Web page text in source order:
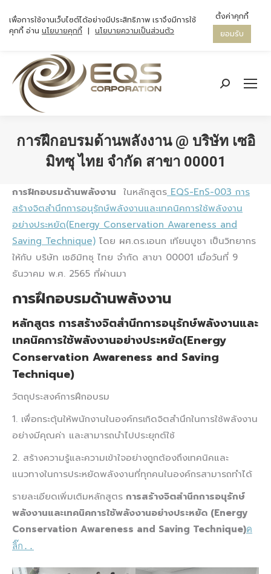
Search:
การฝึกอบรมด้านพลังงาน @ บริษัท เซอิ
มิทซุ ไทย จำกัด สาขา 00001
การฝึกอบรมด้านพลังงาน ในหลักสูตร EQS-EnS-003 การ
สร้างจิตสำนึกการอนุรักษ์พลังงานและเทคนิคการใช้พลังงาน
อย่างประหยัด(Energy Conservation Awareness and
Saving Technique) โดย ผศ.ดร.เอนก เทียนบูชา เป็นวิทยากร
ให้กับ บริษัท เซอิมิทซุ ไทย จำกัด สาขา 00001 เมื่อวันที่ 9
ธันวาคม พ.ศ. 2565 ที่ผ่านมา
การฝึกอบรมด้านพลังงาน
หลักสูตร การสร้างจิตสำนึกการอนุรักษ์พลังงานและ
เทคนิคการใช้พลังงานอย่างประหยัด(Energy
Conservation Awareness and Saving
Technique)
วัตถุประสงค์การฝึกอบรม
1. เพื่อกระตุ้นให้พนักงานในองค์กรเกิดจิตสำนึกในการใช้พลังงาน
อย่างมีคุณค่า และสามารถนำไปประยุกต์ใช้
2. สร้างความรู้และความเข้าใจอย่างถูกต้องถึงเทคนิคและ
แนวทางในการประหยัดพลังงานที่ทุกคนในองค์กรสามารถทำได้
รายละเอียดเพิ่มเติมหลักสูตร การสร้างจิตสำนึกการอนุรักษ์
พลังงานและเทคนิคการใช้พลังงานอย่างประหยัด (Energy
Conservation Awareness and Saving Technique)ค
ลิ๊ก..
เพื่อการใช้งานเว็บไซต์ได้อย่างมีประสิทธิภาพ เราจึงมีการใช้
คุกกี้ อ่าน นโยบายคุกกี้ | นโยบายความเป็นส่วนตัว
ตั้งค่าคุกกี้
ยอมรับ